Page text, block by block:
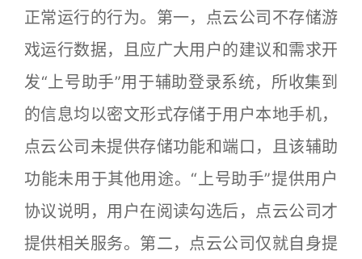
正常运行的行为。第一，点云公司不存储游
戏运行数据，且应广大用户的建议和需求开
发“上号助手”用于辅助登录系统，所收集到
的信息均以密文形式存储于用户本地手机，
点云公司未提供存储功能和端口，且该辅助
功能未用于其他用途。“上号助手”提供用户
协议说明，用户在阅读勾选后，点云公司才
提供相关服务。第二，点云公司仅就自身提